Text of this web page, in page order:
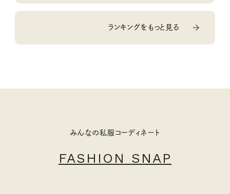
ランキングをもっと見る
みんなの私服コーディネート
FASHION SNAP